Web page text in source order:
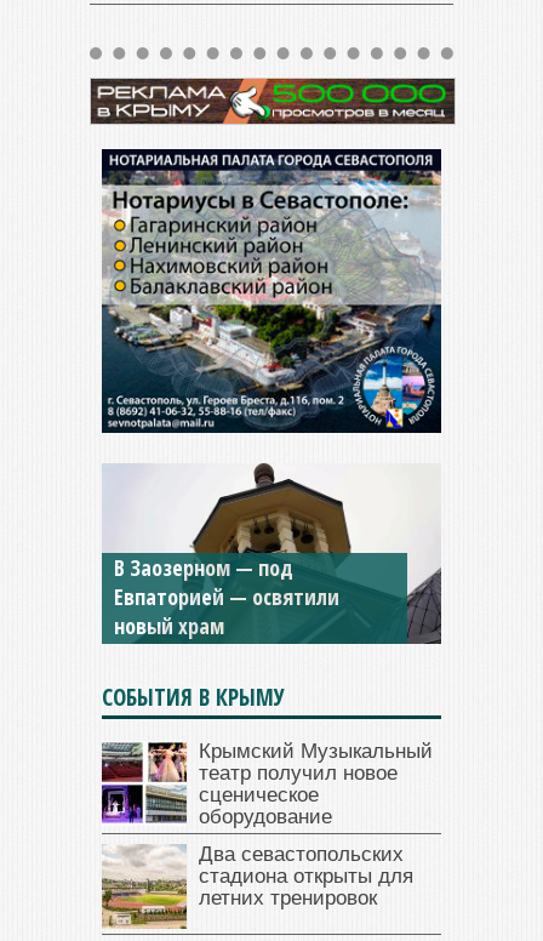
Мужской монастырь Косьмы
и Дамиана в Крыму вновь
открыт для посещения
СОБЫТИЯ В КРЫМУ
Крымский Музыкальный
театр получил новое
сценическое
оборудование
Два севастопольских
стадиона открыты для
летних тренировок